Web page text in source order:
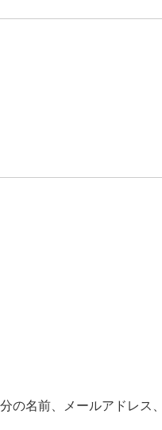
の名前、メールアドレス